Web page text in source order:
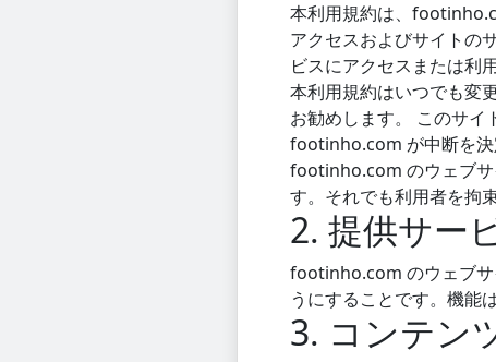
本利用規約は、
アクセスおよびサイトの
ビスにアクセスまたは利
本利用規約はいつでも変
お勧めします。 このサイ
footinho.com が中断を決
footinho.com のウェブサ
す。それでも利用者を拘
2. 提供サー
footinho.com のウェブサ
うにすることです。機能
3. コンテン